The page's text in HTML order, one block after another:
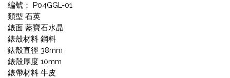
編號： P04GGL-01
類型 石英
錶面 藍寶石水晶
錶殼材料 鋼料
錶殼直徑 38mm
錶殼厚度 10mm
錶帶材料 牛皮